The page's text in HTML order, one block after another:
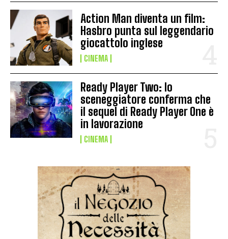
Action Man diventa un film:
Hasbro punta sul leggendario
giocattolo inglese
CINEMA
Ready Player Two: lo
sceneggiatore conferma che
il sequel di Ready Player One è
in lavorazione
CINEMA